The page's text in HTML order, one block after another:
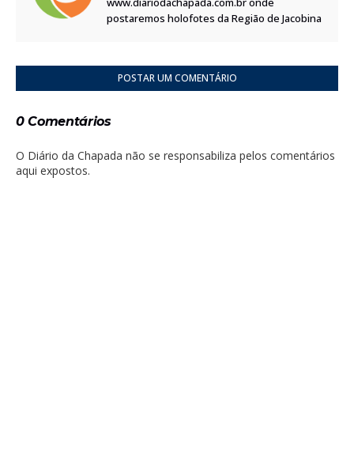
postaremos holofotes da Região de Jacobina
POSTAR UM COMENTÁRIO
0 Comentários
O Diário da Chapada não se responsabiliza pelos comentários
aqui expostos.